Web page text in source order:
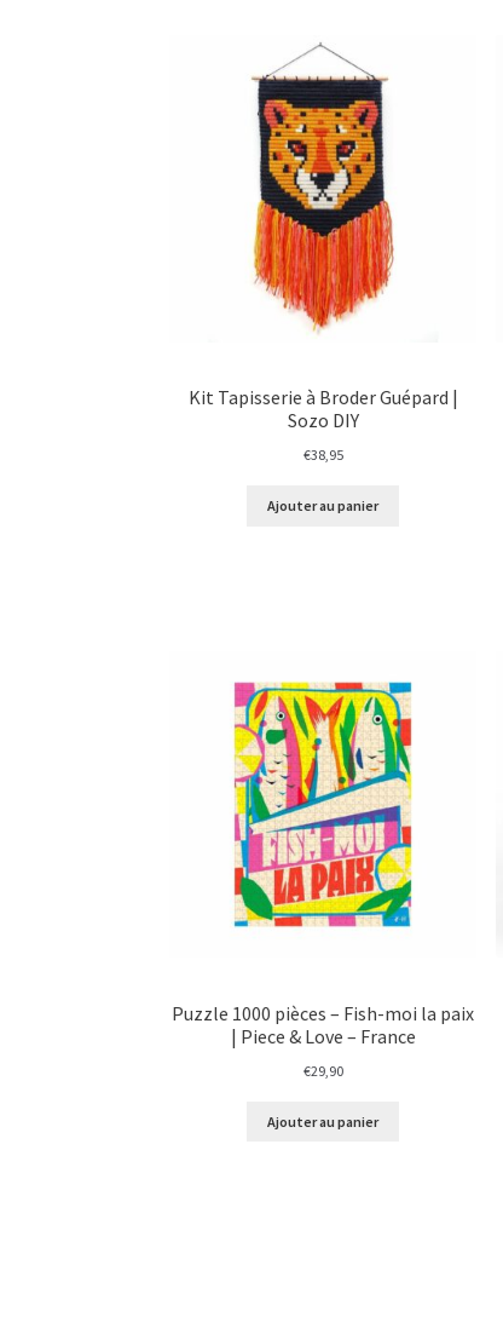
Kit Tapisserie à Broder Guépard |
Sozo DIY
€38,95
Ajouter au panier
Puzzle 1000 pièces – Fish-moi la paix
| Piece & Love – France
€29,90
Ajouter au panier